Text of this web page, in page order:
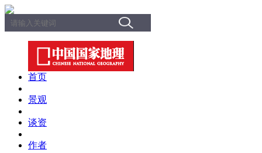
首页
景观
谈资
作者